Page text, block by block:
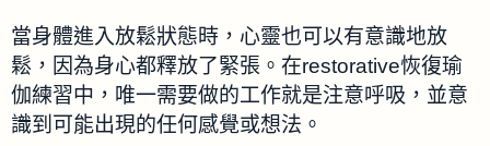
當身體進入放鬆狀態時，心靈也可以有意識地放
鬆，因為身心都釋放了緊張。在restorative恢復瑜
伽練習中，唯一需要做的工作就是注意呼吸，並意
識到可能出現的任何感覺或想法。